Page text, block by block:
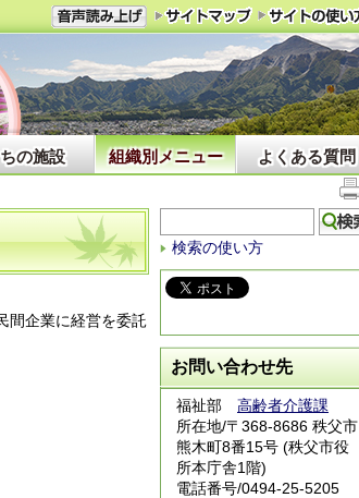
の施設 組織別メニュー よくある質問
間企業に経営を委託
検索の使い方
お問い合わせ先
福祉部 高齢者介護課
所在地/〒368-8686 秩父市
熊木町8番15号 (秩父市役
所本庁舎1階)
電話番号/0494-25-5205